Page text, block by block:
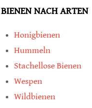
BIENEN NACH ARTEN
Honigbienen
Hummeln
Stachellose Bienen
Wespen
Wildbienen